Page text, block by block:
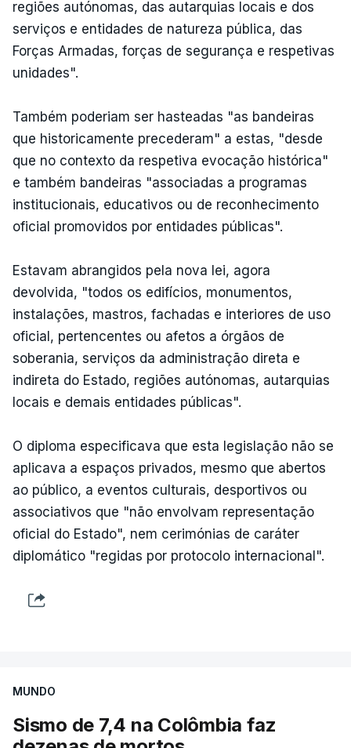
regiões autónomas, das autarquias locais e dos
serviços e entidades de natureza pública, das
Forças Armadas, forças de segurança e respetivas
unidades".
Também poderiam ser hasteadas "as bandeiras
que historicamente precederam" a estas, "desde
que no contexto da respetiva evocação histórica"
e também bandeiras "associadas a programas
institucionais, educativos ou de reconhecimento
oficial promovidos por entidades públicas".
Estavam abrangidos pela nova lei, agora
devolvida, "todos os edifícios, monumentos,
instalações, mastros, fachadas e interiores de uso
oficial, pertencentes ou afetos a órgãos de
soberania, serviços da administração direta e
indireta do Estado, regiões autónomas, autarquias
locais e demais entidades públicas".
O diploma especificava que esta legislação não se
aplicava a espaços privados, mesmo que abertos
ao público, a eventos culturais, desportivos ou
associativos que "não envolvam representação
oficial do Estado", nem cerimónias de caráter
diplomático "regidas por protocolo internacional".
MUNDO
Sismo de 7,4 na Colômbia faz